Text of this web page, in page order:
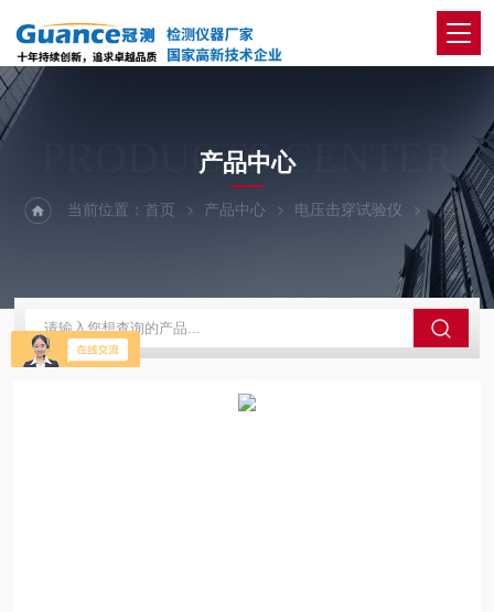
PRODUCTS CENTER
产品中心
当前位置：首页 产品中心 电压击穿试验仪 100Kv-